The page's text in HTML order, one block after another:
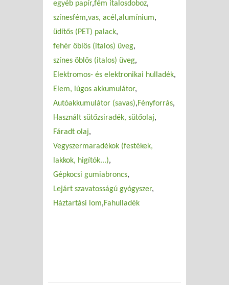
egyéb papír fém italosdoboz
színesfém vas, acél alumínium
üdítős (PET) palack
fehér öblös (italos) üveg
színes öblös (italos) üveg
Elektromos- és elektronikai hulladék
Elem, lúgos akkumulátor
Autóakkumulátor (savas) Fényforrás
Használt sütőzsiradék, sütőolaj
Fáradt olaj
Vegyszermaradékok (festékek,
lakkok, higítók...)
Gépkocsi gumiabroncs
Lejárt szavatosságú gyógyszer
Háztartási lom Fahulladék